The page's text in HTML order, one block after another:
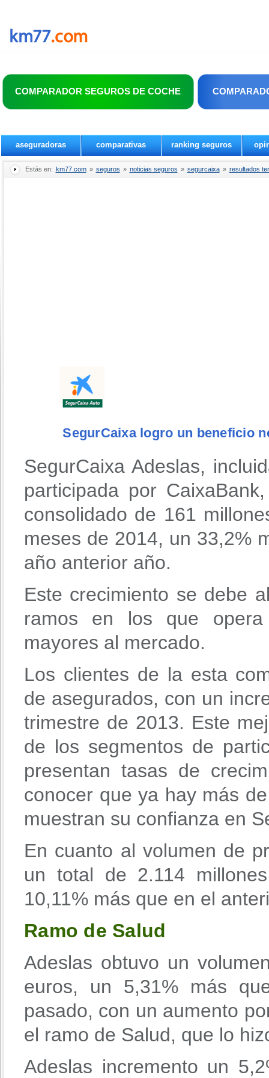
COMPARADOR SEGUROS DE COCHE
aseguradoras comparativas ranking seguros
Estás en: km77.com » seguros » noticias seguros » segurcaixa » resultados
SegurCaixa logro un beneficio
SegurCaixa Adeslas,
participada por
consolidado de 161
meses de 2014, un 33,2%
año anterior año.
Este crecimiento se debe
ramos en los que opera
mayores al mercado.
Los clientes de la esta
de asegurados, con un
trimestre de 2013. Este
de los segmentos de
presentan tasas de
conocer que ya hay más
muestran su confianza en
En cuanto al volumen de
un total de 2.114
10,11% más que en el
Ramo de Salud
Adeslas obtuvo un
euros, un 5,31% más
pasado, con un aumento
el ramo de Salud, que lo
Adeslas incremento un